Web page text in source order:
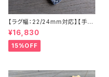
【ラグ幅：22/24mm対応】【手縫
い】【ストレート型】【子穴：円形】
【T2S-ALBLGYWHs】アリゲー
ター 腹ワニ テイル部 ブルーグ
レー 国産なめしの本革 下地 ヌ
ベルト LEVEL7
¥16,830
15%OFF